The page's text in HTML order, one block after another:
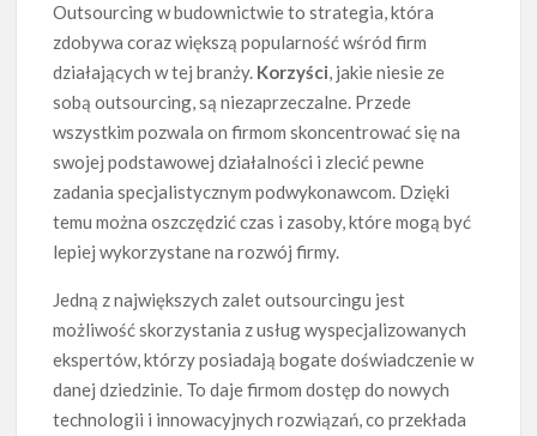
Outsourcing w budownictwie to strategia, która
zdobywa coraz większą popularność wśród firm
działających w tej branży. Korzyści, jakie niesie ze
sobą outsourcing, są niezaprzeczalne. Przede
wszystkim pozwala on firmom skoncentrować się na
swojej podstawowej działalności i zlecić pewne
zadania specjalistycznym podwykonawcom. Dzięki
temu można oszczędzić czas i zasoby, które mogą być
lepiej wykorzystane na rozwój firmy.
Jedną z największych zalet outsourcingu jest
możliwość skorzystania z usług wyspecjalizowanych
ekspertów, którzy posiadają bogate doświadczenie w
danej dziedzinie. To daje firmom dostęp do nowych
technologii i innowacyjnych rozwiązań, co przekłada